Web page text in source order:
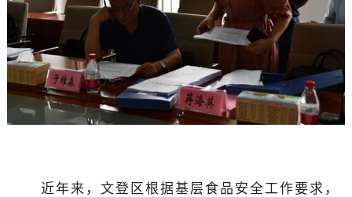
近年来，文登区根据基层食品安全工作要求，